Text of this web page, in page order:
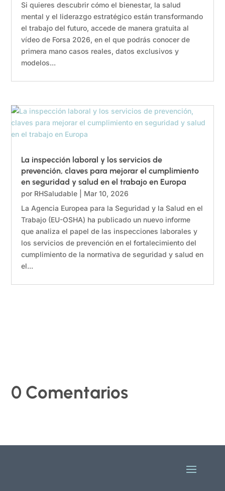
Si quieres descubrir cómo el bienestar, la salud
mental y el liderazgo estratégico están transformando
el trabajo del futuro, accede de manera gratuita al
vídeo de Forsa 2026, en el que podrás conocer de
primera mano casos reales, datos exclusivos y
modelos...
La inspección laboral y los servicios de
prevención, claves para mejorar el cumplimiento
en seguridad y salud en el trabajo en Europa
por RHSaludable
Mar 10, 2026
La Agencia Europea para la Seguridad y la Salud en el
Trabajo (EU-OSHA) ha publicado un nuevo informe
que analiza el papel de las inspecciones laborales y
los servicios de prevención en el fortalecimiento del
cumplimiento de la normativa de seguridad y salud en
el...
0 Comentarios